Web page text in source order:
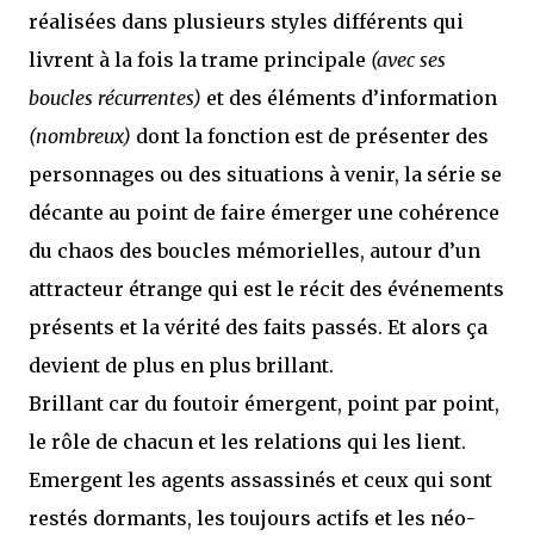
réalisées dans plusieurs styles différents qui
livrent à la fois la trame principale (avec ses
boucles récurrentes) et des éléments d’information
(nombreux) dont la fonction est de présenter des
personnages ou des situations à venir, la série se
décante au point de faire émerger une cohérence
du chaos des boucles mémorielles, autour d’un
attracteur étrange qui est le récit des événements
présents et la vérité des faits passés. Et alors ça
devient de plus en plus brillant.
Brillant car du foutoir émergent, point par point,
le rôle de chacun et les relations qui les lient.
Emergent les agents assassinés et ceux qui sont
restés dormants, les toujours actifs et les néo-